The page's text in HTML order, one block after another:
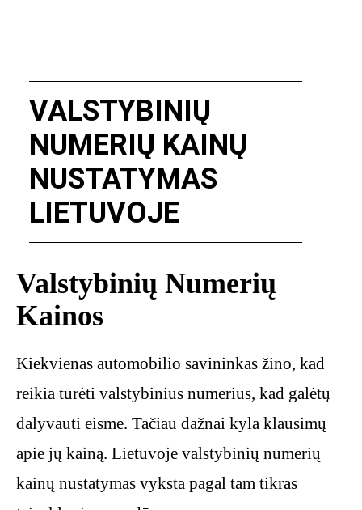
VALSTYBINIŲ
NUMERIŲ KAINŲ
NUSTATYMAS
LIETUVOJE
Valstybinių Numerių
Kainos
Kiekvienas automobilio savininkas žino, kad
reikia turėti valstybinius numerius, kad galėtų
dalyvauti eisme. Tačiau dažnai kyla klausimų
apie jų kainą. Lietuvoje valstybinių numerių
kainų nustatymas vyksta pagal tam tikras